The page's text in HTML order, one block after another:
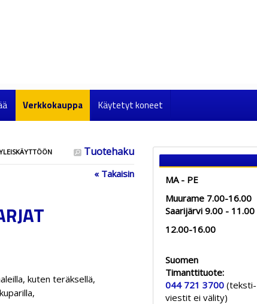
Verkkokauppa Käytetyt koneet
Tuotehaku
« Takaisin
kuten teräksellä,
MA - PE
Muurame 7.00-16.00
Saarijärvi 9.00 - 11.00
12.00-16.00
Suomen
Timanttituote:
044 721 3700 (teksti-
viestit ei välity)